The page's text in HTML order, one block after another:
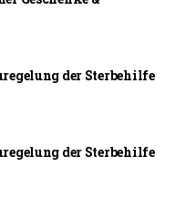
der Sterbehilfe
der Sterbehilfe